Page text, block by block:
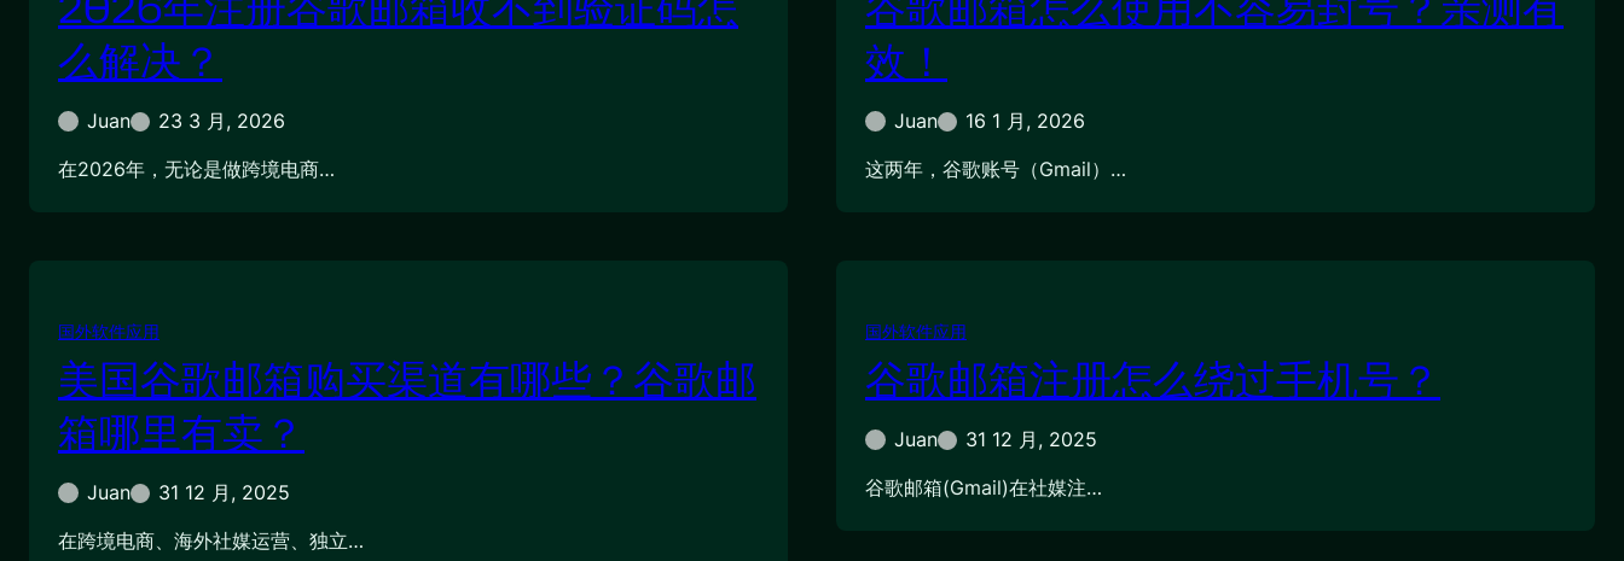
么解决？
Juan
23 3 月, 2026
在2026年，无论是做跨境电商…
效！
Juan
16 1 月, 2026
这两年，谷歌账号（Gmail）…
国外软件应用
美国谷歌邮箱购买渠道有哪些？谷歌邮
箱哪里有卖？
Juan
31 12 月, 2025
在跨境电商、海外社媒运营、独立…
国外软件应用
谷歌邮箱注册怎么绕过手机号？
Juan
31 12 月, 2025
谷歌邮箱(Gmail)在社媒注…